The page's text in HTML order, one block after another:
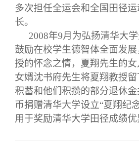
联系我们
多次担任全运会和全国田径运
长。
2008年9月为弘扬清华大学
鼓励在校学生德智体全面发
授的怀念之情，夏翔先生的
女婿沈书府先生将夏翔教授
积蓄和他们积攒的部分退休
币捐赠清华大学设立“夏翔纪
用于奖励清华大学田径成绩优